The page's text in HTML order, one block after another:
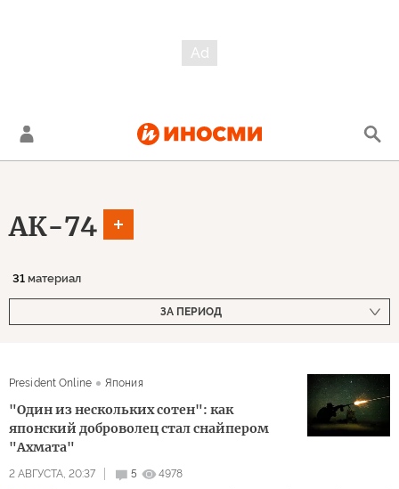
АК-74
31 материал
ЗА ПЕРИОД
President Online Япония
"Один из нескольких сотен": как
японский доброволец стал снайпером
"Ахмата"
2 АВГУСТА, 20:37 5 4978